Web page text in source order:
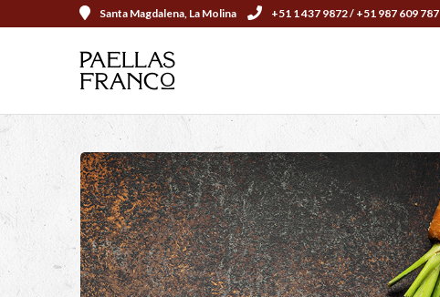
Santa Magdalena, La Molina +51 1 437 9872 / +51 987 609 787